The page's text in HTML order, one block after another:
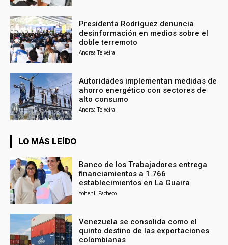
Presidenta Rodríguez denuncia
desinformación en medios sobre el
doble terremoto
Andrea Teixeira
Autoridades implementan medidas de
ahorro energético con sectores de
alto consumo
Andrea Teixeira
LO MÁS LEÍDO
Banco de los Trabajadores entrega
financiamientos a 1.766
establecimientos en La Guaira
Yohenli Pacheco
Venezuela se consolida como el
quinto destino de las exportaciones
colombianas